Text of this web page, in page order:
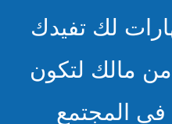
لك تفيدك
مالك لتكون
المجتمع